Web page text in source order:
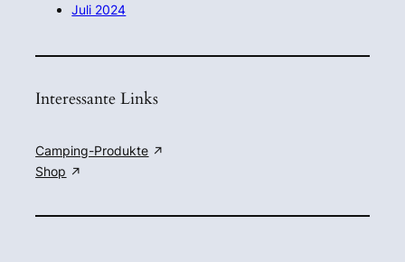
Juli 2024
Interessante Links
Camping-Produkte
Shop